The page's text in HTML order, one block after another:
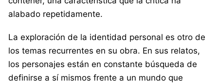
alabado repetidamente.
La exploración de la identidad personal es otro de
los temas recurrentes en su obra. En sus relatos,
los personajes están en constante búsqueda de
definirse a sí mismos frente a un mundo que